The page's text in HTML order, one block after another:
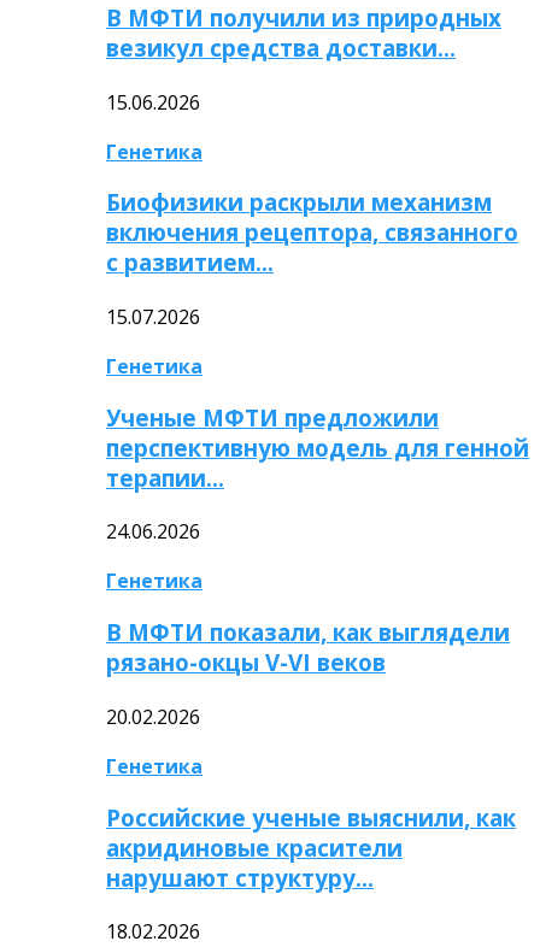
В МФТИ получили из природных
везикул средства доставки…
15.06.2026
Генетика
Биофизики раскрыли механизм
включения рецептора, связанного
с развитием…
15.07.2026
Генетика
Ученые МФТИ предложили
перспективную модель для генной
терапии…
24.06.2026
Генетика
В МФТИ показали, как выглядели
рязано-окцы V-VI веков
20.02.2026
Генетика
Российские ученые выяснили, как
акридиновые красители
нарушают структуру…
18.02.2026